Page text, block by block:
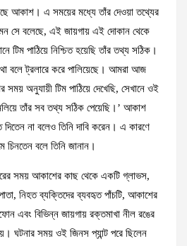
আকাশ। এ সময়ের মধ্যে তাঁর দেওয়া তথ্যের
সে বলেছে, এই জায়গায় এই দোকান থেকে
টিম পাঠিয়ে নিশ্চিত হয়েছি তাঁর তথ্য সঠিক।
বলে ট্রলারে করে পালিয়েছে। আমরা আজ
অনুযায়ী টিম পাঠিয়ে দেখেছি, সেখানে ওই
তাঁর সব তথ্য সঠিক পেয়েছি।’ আকাশ
না বলেও তিনি দাবি করেন। এ কারণে
চিনতেন বলে তিনি জানান।
সময় আকাশের কাছ থেকে একটি গ্লাভস,
নিহত ব্যক্তিদের ব্যবহৃত পাঁচটি, আকাশের
এবং বিভিন্ন জায়গায় রক্তমাখা নীল রঙের
ঘটনার সময় ওই জিনস প্যান্ট পরে ছিলেন